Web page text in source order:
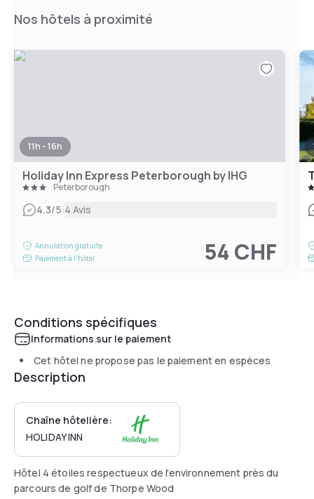
Nos hôtels à proximité
11h - 16h
Holiday Inn Express Peterborough by IHG
Peterborough
4.3/5|4 Avis
Annulation gratuite
Paiement à l'hôtel
54 CHF
Conditions spécifiques
Informations sur le paiement
Cet hôtel ne propose pas le paiement en espèces
Description
Chaîne hôtelière:
HOLIDAY INN
Hôtel 4 étoiles respectueux de l'environnement près du
parcours de golf de Thorpe Wood